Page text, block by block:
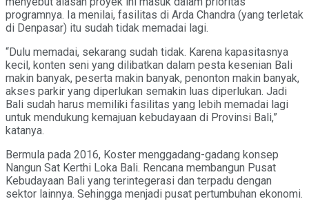
programnya. Ia menilai, fasilitas di Arda Chandra (yang terletak
di Denpasar) itu sudah tidak memadai lagi.
“Dulu memadai, sekarang sudah tidak. Karena kapasitasnya
kecil, konten seni yang dilibatkan dalam pesta kesenian Bali
makin banyak, peserta makin banyak, penonton makin banyak,
akses parkir yang diperlukan semakin luas diperlukan. Jadi
Bali sudah harus memiliki fasilitas yang lebih memadai lagi
untuk mendukung kemajuan kebudayaan di Provinsi Bali,”
katanya.
Bermula pada 2016, Koster menggadang-gadang konsep
Nangun Sat Kerthi Loka Bali. Rencana membangun Pusat
Kebudayaan Bali yang terintegerasi dan terpadu dengan
sektor lainnya. Sehingga menjadi pusat pertumbuhan ekonomi.